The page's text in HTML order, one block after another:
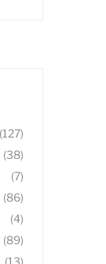
(127)
(38)
(7)
(86)
(4)
(89)
(13)